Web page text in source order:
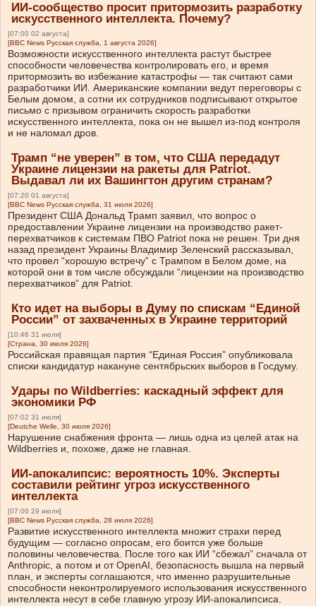
ИИ-сообщество просит притормозить разработку
искусственного интеллекта. Почему?
[07:00 02 августа]
[BBC News Русская служба, 1 августа 2026]
Возможности искусственного интеллекта растут быстрее
способности человечества контролировать его, и время
притормозить во избежание катастрофы — так считают сами
разработчики ИИ. Американские компании ведут переговоры с
Белым домом, а сотни их сотрудников подписывают открытое
письмо с призывом ограничить скорость разработки
искусственного интеллекта, пока он не вышел из-под контроля
и не наломал дров.
Трамп “не уверен” в том, что США передадут
Украине лицензии на ракеты для Patriot.
Выдавал ли их Вашингтон другим странам?
[07:20 01 августа]
[BBC News Русская служба, 31 июля 2026]
Президент США Дональд Трамп заявил, что вопрос о
предоставлении Украине лицензии на производство ракет-
перехватчиков к системам ПВО Patriot пока не решен. Три дня
назад президент Украины Владимир Зеленский рассказывал,
что провел “хорошую встречу” с Трампом в Белом доме, на
которой они в том числе обсуждали “лицензии на производство
перехватчиков” для Patriot.
Кто идет на выборы в Думу по спискам “Единой
России” от захваченных в Украине территорий
[10:46 31 июля]
[Страна, 30 июля 2026]
Российская правящая партия “Единая Россия” опубликовала
списки кандидатур накануне сентябрьских выборов в Госдуму.
Удары по Wildberries: каскадный эффект для
экономики РФ
[07:02 31 июля]
[Deutche Welle, 30 июля 2026]
Нарушение снабжения фронта — лишь одна из целей атак на
Wildberries и, похоже, даже не главная.
ИИ-апокалипсис: вероятность 10%. Эксперты
составили рейтинг угроз искусственного
интеллекта
[07:00 29 июля]
[BBC News Русская служба, 28 июля 2026]
Развитие искусственного интеллекта множит страхи перед
будущим — согласно опросам, его боится уже больше
половины человечества. После того как ИИ “сбежал” сначала от
Anthropic, а потом и от OpenAI, безопасность вышла на первый
план, и эксперты соглашаются, что именно разрушительные
способности неконтролируемого использования искусственного
интеллекта несут в себе главную угрозу ИИ-апокалипсиса.